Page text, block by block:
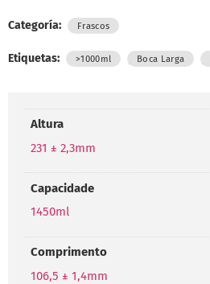
Categoría: Frascos
Etiquetas: >1000ml Boca Larga
Altura
231 ± 2,3mm
Capacidade
1450ml
Comprimento
106,5 ± 1,4mm